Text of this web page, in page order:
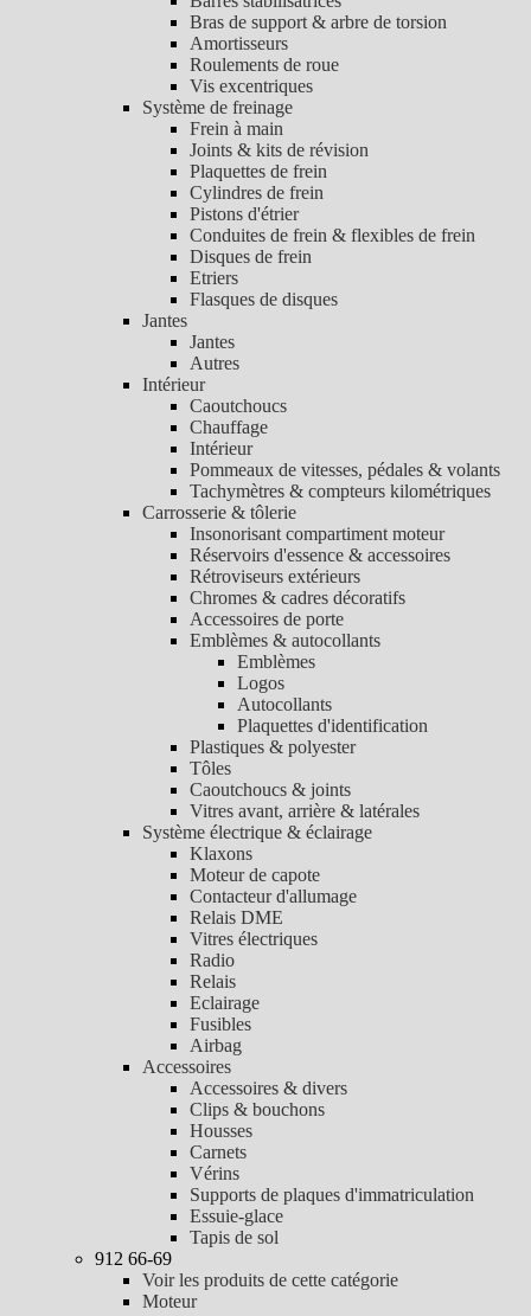
Bras de support & arbre de torsion
Amortisseurs
Roulements de roue
Vis excentriques
Système de freinage
Frein à main
Joints & kits de révision
Plaquettes de frein
Cylindres de frein
Pistons d'étrier
Conduites de frein & flexibles de frein
Disques de frein
Etriers
Flasques de disques
Jantes
Jantes
Autres
Intérieur
Caoutchoucs
Chauffage
Intérieur
Pommeaux de vitesses, pédales & volants
Tachymètres & compteurs kilométriques
Carrosserie & tôlerie
Insonorisant compartiment moteur
Réservoirs d'essence & accessoires
Rétroviseurs extérieurs
Chromes & cadres décoratifs
Accessoires de porte
Emblèmes & autocollants
Emblèmes
Logos
Autocollants
Plaquettes d'identification
Plastiques & polyester
Tôles
Caoutchoucs & joints
Vitres avant, arrière & latérales
Système électrique & éclairage
Klaxons
Moteur de capote
Contacteur d'allumage
Relais DME
Vitres électriques
Radio
Relais
Eclairage
Fusibles
Airbag
Accessoires
Accessoires & divers
Clips & bouchons
Housses
Carnets
Vérins
Supports de plaques d'immatriculation
Essuie-glace
Tapis de sol
912 66-69
Voir les produits de cette catégorie
Moteur